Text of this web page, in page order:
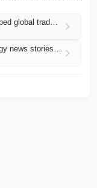
Q&A: How the legal opium market shaped global trade—and led to an opioid crisis
Phys.org | latest science and technology news stories на русском RSS